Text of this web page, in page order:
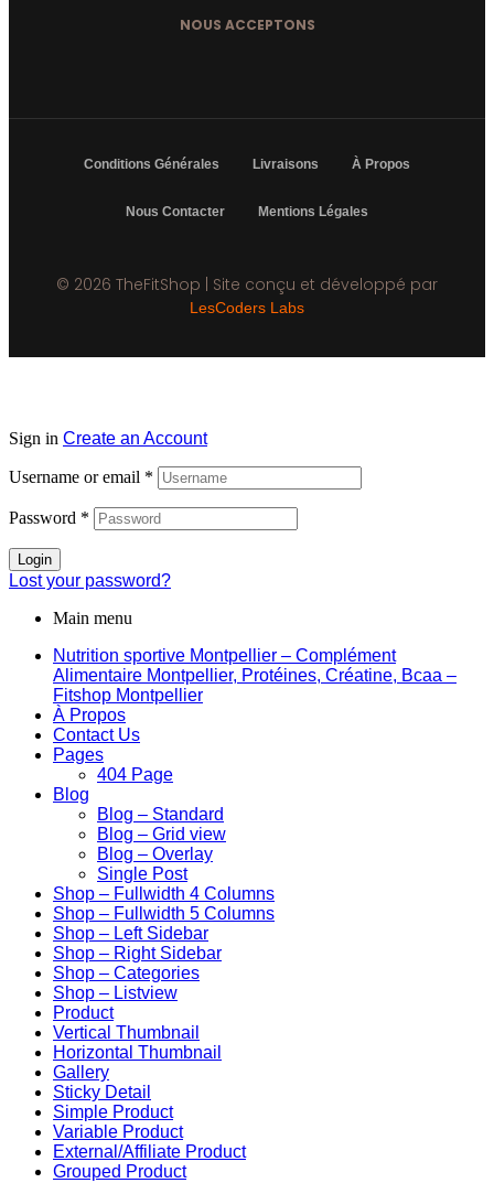
NOUS ACCEPTONS
Conditions Générales Livraisons À Propos
Nous Contacter Mentions Légales
© 2026 TheFitShop | Site conçu et développé par
LesCoders Labs
Sign in Create an Account
Username or email *
Password *
Login
Lost your password?
Main menu
Nutrition sportive Montpellier – Complément
Alimentaire Montpellier, Protéines, Créatine, Bcaa –
Fitshop Montpellier
À Propos
Contact Us
Pages
404 Page
Blog
Blog – Standard
Blog – Grid view
Blog – Overlay
Single Post
Shop – Fullwidth 4 Columns
Shop – Fullwidth 5 Columns
Shop – Left Sidebar
Shop – Right Sidebar
Shop – Categories
Shop – Listview
Product
Vertical Thumbnail
Horizontal Thumbnail
Gallery
Sticky Detail
Simple Product
Variable Product
External/Affiliate Product
Grouped Product